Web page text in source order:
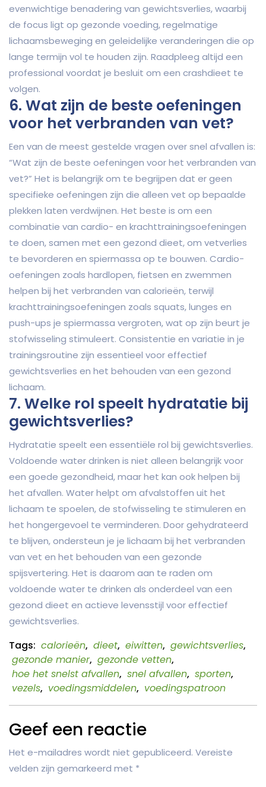
evenwichtige benadering van gewichtsverlies, waarbij
de focus ligt op gezonde voeding, regelmatige
lichaamsbeweging en geleidelijke veranderingen die op
lange termijn vol te houden zijn. Raadpleeg altijd een
professional voordat je besluit om een crashdieet te
volgen.
6. Wat zijn de beste oefeningen
voor het verbranden van vet?
Een van de meest gestelde vragen over snel afvallen is:
“Wat zijn de beste oefeningen voor het verbranden van
vet?” Het is belangrijk om te begrijpen dat er geen
specifieke oefeningen zijn die alleen vet op bepaalde
plekken laten verdwijnen. Het beste is om een
combinatie van cardio- en krachttrainingsoefeningen
te doen, samen met een gezond dieet, om vetverlies
te bevorderen en spiermassa op te bouwen. Cardio-
oefeningen zoals hardlopen, fietsen en zwemmen
helpen bij het verbranden van calorieën, terwijl
krachttrainingsoefeningen zoals squats, lunges en
push-ups je spiermassa vergroten, wat op zijn beurt je
stofwisseling stimuleert. Consistentie en variatie in je
trainingsroutine zijn essentieel voor effectief
gewichtsverlies en het behouden van een gezond
lichaam.
7. Welke rol speelt hydratatie bij
gewichtsverlies?
Hydratatie speelt een essentiële rol bij gewichtsverlies.
Voldoende water drinken is niet alleen belangrijk voor
een goede gezondheid, maar het kan ook helpen bij
het afvallen. Water helpt om afvalstoffen uit het
lichaam te spoelen, de stofwisseling te stimuleren en
het hongergevoel te verminderen. Door gehydrateerd
te blijven, ondersteun je je lichaam bij het verbranden
van vet en het behouden van een gezonde
spijsvertering. Het is daarom aan te raden om
voldoende water te drinken als onderdeel van een
gezond dieet en actieve levensstijl voor effectief
gewichtsverlies.
Tags: calorieën, dieet, eiwitten, gewichtsverlies,
gezonde manier, gezonde vetten,
hoe het snelst afvallen, snel afvallen, sporten,
vezels, voedingsmiddelen, voedingspatroon
Geef een reactie
Het e-mailadres wordt niet gepubliceerd. Vereiste
velden zijn gemarkeerd met *